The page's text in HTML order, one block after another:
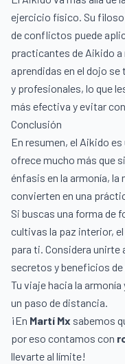
ejercicio físico. Su
de conflictos puede
practicantes de Aikido a
aprendidas en el dojo
y profesionales, lo que
más efectiva y evitar
Conclusión
En resumen, el Aikido
ofrece mucho más que
énfasis en la armonía, la
convierten en una
Si buscas una forma de
cultivas la paz interior,
para ti. Considera unirte
secretos y beneficios
Tu viaje hacia la
un paso de distancia.
¡En Martí Mx sabemos
por eso contamos con
llevarte al límite!